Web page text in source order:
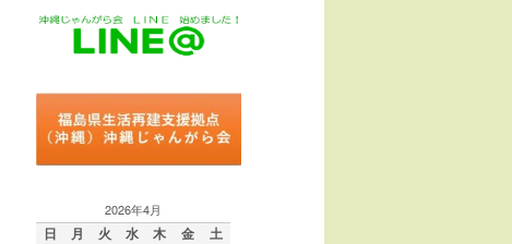
2026年4月
日 月 火 水 木 金 土